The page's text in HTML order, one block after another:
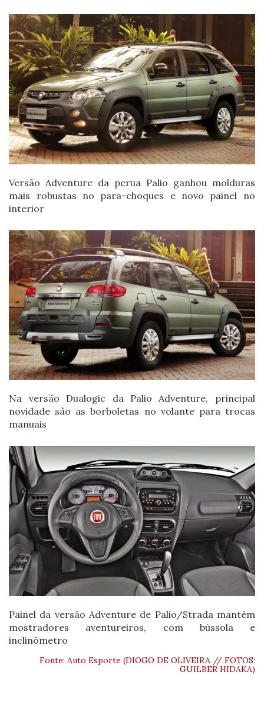
Versão Adventure da perua Palio ganhou molduras
mais robustas no para-choques e novo painel no
interior
Na versão Dualogic da Palio Adventure, principal
novidade são as borboletas no volante para trocas
manuais
Painel da versão Adventure de Palio/Strada mantém
mostradores aventureiros, com bússola e
inclinômetro
Fonte: Auto Esporte (DIOGO DE OLIVEIRA // FOTOS:
GUILBER HIDAKA)